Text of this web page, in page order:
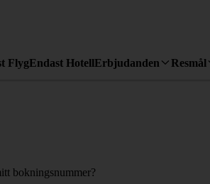
FlygEndast HotellErbjudanden Resmål
bokningsnummer?